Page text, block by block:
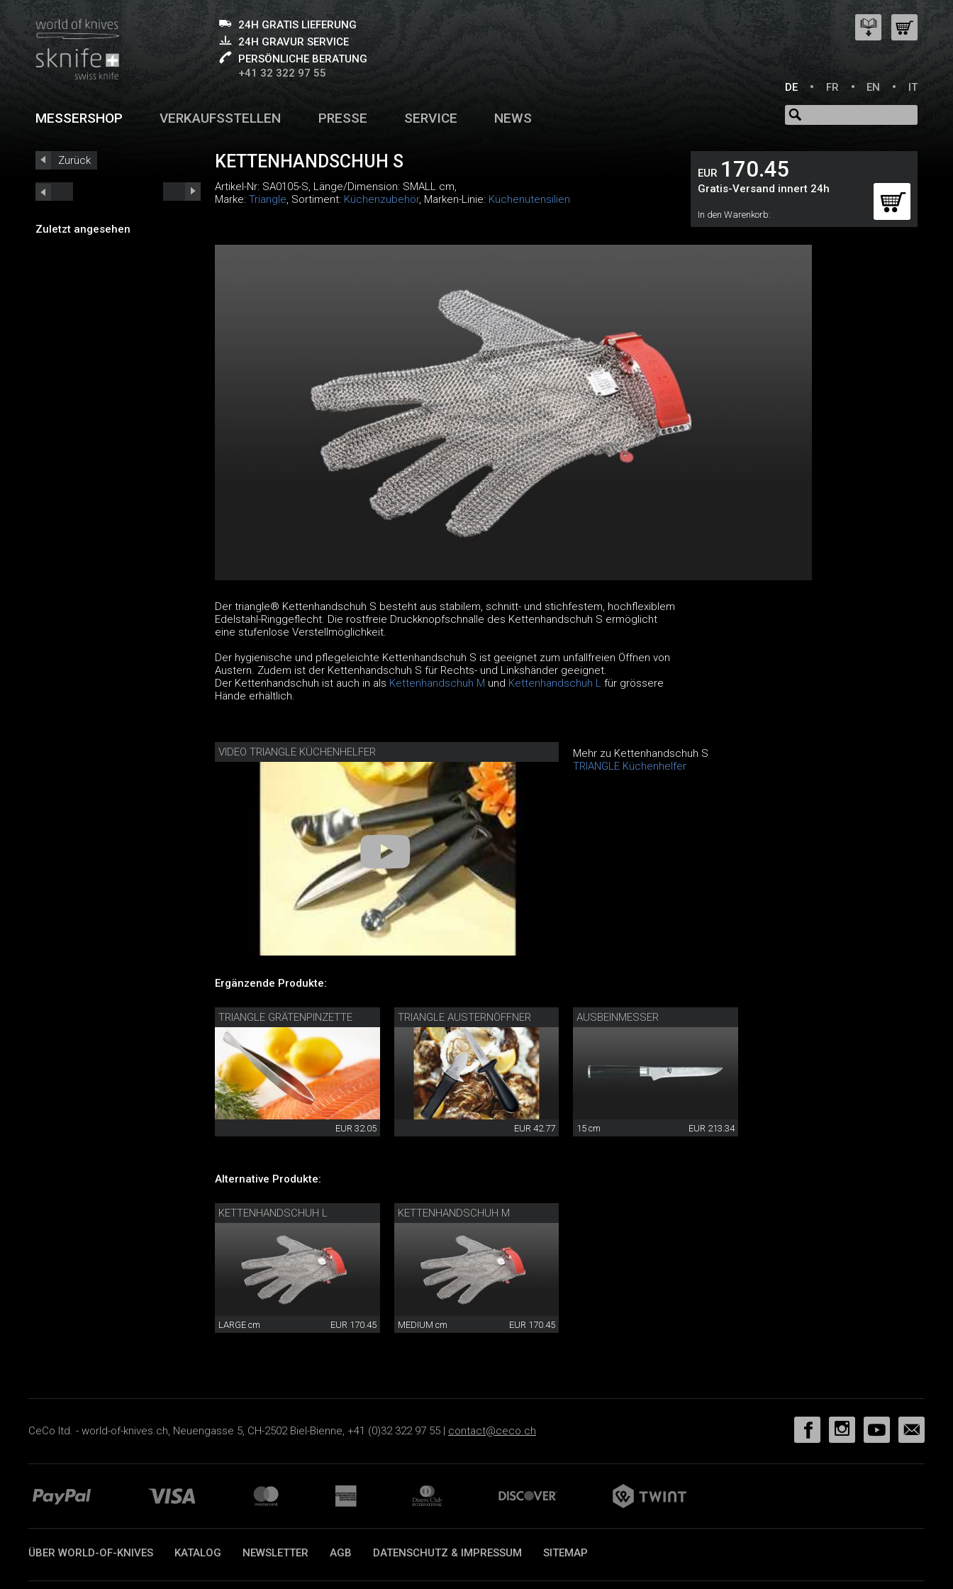
24H GRATIS LIEFERUNG
24H GRAVUR SERVICE
PERSÖNLICHE BERATUNG
+41 32 322 97 55
DE
FR EN IT
MESSERSHOP VERKAUFSSTELLEN PRESSE SERVICE NEWS
Zurück
Zuletzt angesehen
KETTENHANDSCHUH S
Artikel-Nr: SA0105-S, Länge/Dimension: SMALL cm,
Marke: Triangle, Sortiment: Küchenzubehör, Marken-Linie: Küchenutensilien
EUR 170.45
Gratis-Versand innert 24h
In den Warenkorb:
Der triangle® Kettenhandschuh S besteht aus stabilem, schnitt- und stichfestem, hochflexiblem
Edelstahl-Ringgeflecht. Die rostfreie Druckknopfschnalle des Kettenhandschuh S ermöglicht
eine stufenlose Verstellmöglichkeit.
Der hygienische und pflegeleichte Kettenhandschuh S ist geeignet zum unfallfreien Öffnen von
Austern. Zudem ist der Kettenhandschuh S für Rechts- und Linkshänder geeignet.
Der Kettenhandschuh ist auch in als Kettenhandschuh M und Kettenhandschuh Lfür grössere
Hände erhältlich.
VIDEO TRIANGLE KÜCHENHELFER
Mehr zu Kettenhandschuh S
TRIANGLE Küchenhelfer
Ergänzende Produkte:
TRIANGLE GRÄTENPINZETTE
EUR 32.05
TRIANGLE AUSTERNÖFFNER
EUR 42.77
AUSBEINMESSER
15 cm EUR 213.34
Alternative Produkte:
KETTENHANDSCHUH L
LARGE cm EUR 170.45
KETTENHANDSCHUH M
MEDIUM cm EUR 170.45
CeCo ltd. - world-of-knives.ch, Neuengasse 5, CH-2502 Biel-Bienne, +41 (0)32 322 97 55 | contact@ceco.ch
ÜBER WORLD-OF-KNIVES KATALOG NEWSLETTER AGB DATENSCHUTZ & IMPRESSUM SITEMAP